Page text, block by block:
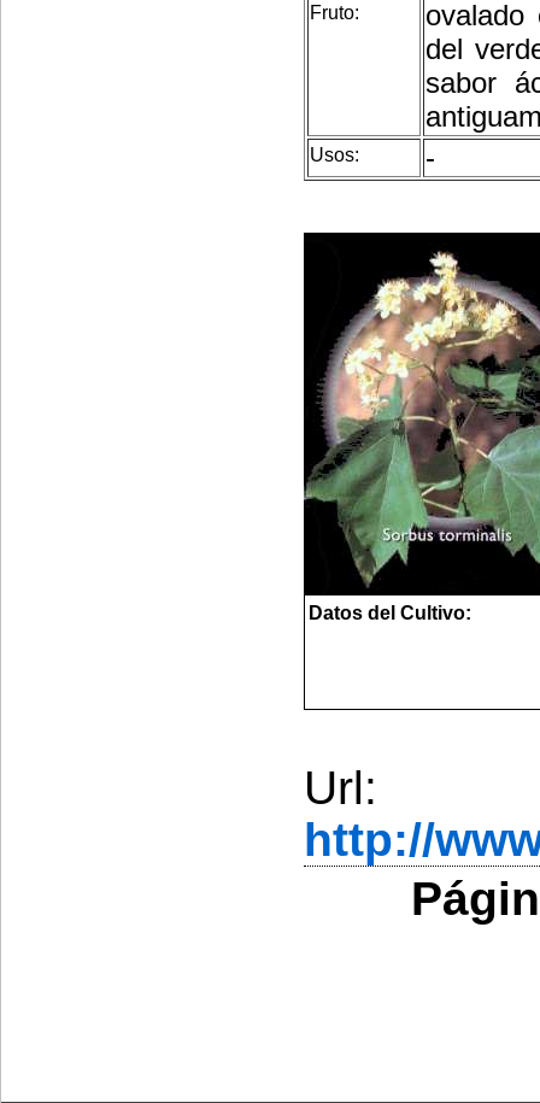
Fruto:
del
sabor
Usos: -
Datos del Cultivo:
Url:
http://